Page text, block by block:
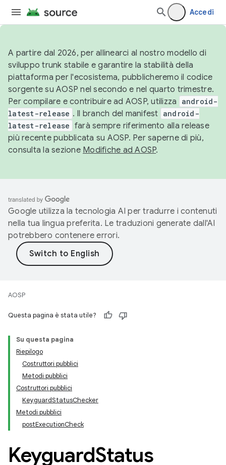
Accedi
A partire dal 2026, per allinearci al nostro modello di
sviluppo trunk stabile e garantire la stabilità della
piattaforma per l'ecosistema, pubblicheremo il codice
sorgente su AOSP nel secondo e nel quarto trimestre.
Per compilare e contribuire ad AOSP, utilizza
android-
latest-release . Il branch del manifest android-
latest-release farà sempre riferimento alla release
più recente pubblicata su AOSP. Per saperne di più,
consulta la sezione Modifiche ad AOSP.
Google utilizza la tecnologia AI per tradurre i contenuti
nella tua lingua preferita. Le traduzioni generate dall'AI
potrebbero contenere errori.
AOSP
Questa pagina è stata utile?
Su questa pagina
Riepilogo
Costruttori pubblici
Metodi pubblici
Costruttori pubblici
KeyguardStatusChecker
Metodi pubblici
postExecutionCheck
KeyguardStatus